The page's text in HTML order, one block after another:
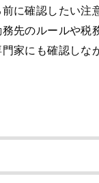
に確認したい注
先のルールや税
家にも確認しな